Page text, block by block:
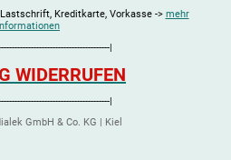
Kreditkarte, Vorkasse -> mehr
Informationen
|
WIDERRUFEN
|
GmbH & Co. KG | Kiel